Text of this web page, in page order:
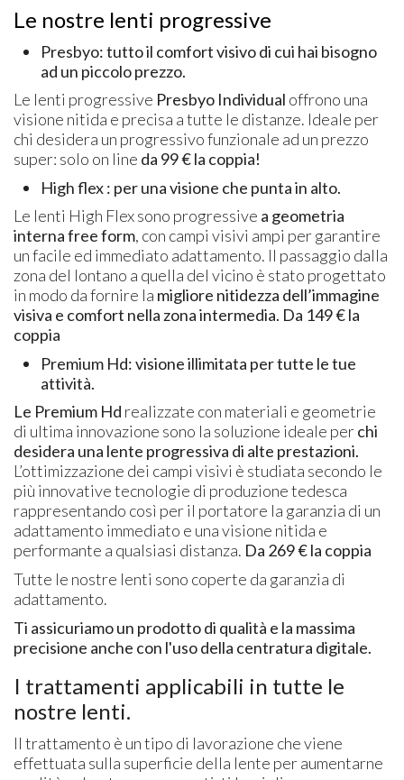
Le nostre lenti progressive
Presbyo: tutto il comfort visivo di cui hai bisogno
ad un piccolo prezzo.
Le lenti progressive Presbyo Individual offrono una
visione nitida e precisa a tutte le distanze. Ideale per
chi desidera un progressivo funzionale ad un prezzo
super: solo on line da 99 € la coppia!
High flex : per una visione che punta in alto.
Le lenti High Flex sono progressive a geometria
interna free form, con campi visivi ampi per garantire
un facile ed immediato adattamento. Il passaggio dalla
zona del lontano a quella del vicino è stato progettato
in modo da fornire la migliore nitidezza dell’immagine
visiva e comfort nella zona intermedia. Da 149 € la
coppia
Premium Hd: visione illimitata per tutte le tue
attività.
Le Premium Hd realizzate con materiali e geometrie
di ultima innovazione sono la soluzione ideale perchi
desidera una lente progressiva di alte prestazioni.
L’ottimizzazione dei campi visivi è studiata secondo le
più innovative tecnologie di produzione tedesca
rappresentando così per il portatore la garanzia di un
adattamento immediato e una visione nitida e
performante a qualsiasi distanza. Da 269 € la coppia
Tutte le nostre lenti sono coperte da garanzia di
adattamento.
Ti assicuriamo un prodotto di qualità e la massima
precisione anche con l'uso della centratura digitale.
I trattamenti applicabili in tutte le
nostre lenti.
Il trattamento è un tipo di lavorazione che viene
effettuata sulla superficie della lente per aumentarne